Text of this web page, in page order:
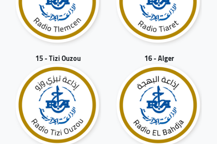
15 - Tizi Ouzou 16 - Alger